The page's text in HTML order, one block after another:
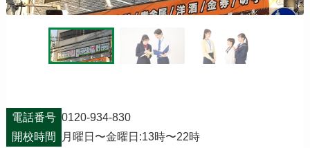
電話番号 0120-934-830
開校時間
月曜日〜金曜日:13時〜22時